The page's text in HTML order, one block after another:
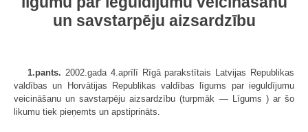
un savstarpēju aizsardzību
1.pants. 2002.gada 4.aprīlī Rīgā parakstītais Latvijas Republikas
valdības un Horvātijas Republikas valdības līgums par ieguldījumu
veicināšanu un savstarpēju aizsardzību (turpmāk — Līgums ) ar šo
likumu tiek pieņemts un apstiprināts.